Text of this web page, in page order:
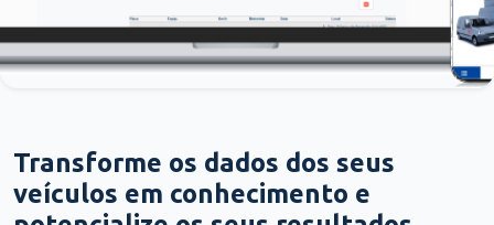
Transforme os dados dos seus
veículos em conhecimento e